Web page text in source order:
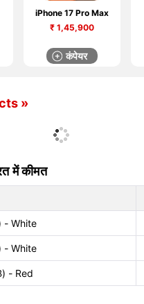
iPhone 17 Pro Max
₹ 1,45,900
कंपेयर
»
में कीमत
- White
- White
- Red